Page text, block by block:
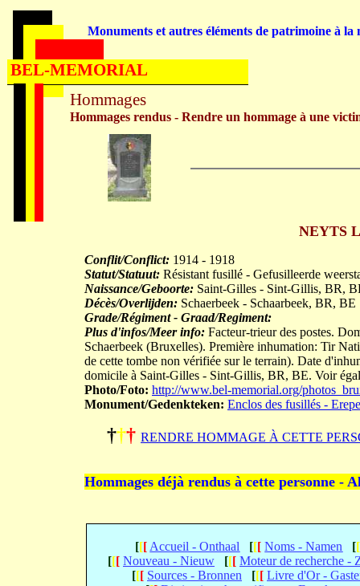
NEYTS
Conflit/Conflict: 1914 - 1918
Statut/Statuut: Résistant fusillé - Gefusilleerde
Naissance/Geboorte: Saint-Gilles - Sint-Gillis, BR,
Décès/Overlijden: Schaerbeek - Schaarbeek, BR,
Grade/Régiment - Graad/Regiment:
Plus d'infos/Meer info: Facteur-trieur des postes.
Schaerbeek (Bruxelles). Première inhumation: Tir
de cette tombe non vérifiée sur le terrain). Date
domicile à Saint-Gilles - Sint-Gillis, BR, BE. Voir
Photo/Foto: http://www.bel-memorial.org/
Monument/Gedenkteken: Enclos des fusillés -
††† RENDRE HOMMAGE À CETTE
Hommages déjà rendus à cette personne -
[[[ Accueil - Onthaal [[[ Noms - Namen [[
[[[ Nouveau - Nieuw [[[ Moteur de recherche -
[[[ Sources - Bronnen [[[ Livre d'Or -
Hommages
Hommages rendus - Rendre un hommage à une
Monuments et autres éléments de patrimoine à la
BEL-MEMORIAL